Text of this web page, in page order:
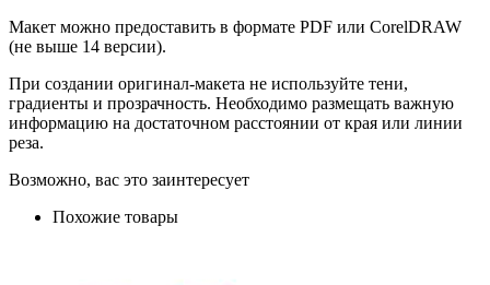
Макет можно предоставить в формате PDF или CorelDRAW
(не выше 14 версии).
При создании оригинал-макета не используйте тени,
градиенты и прозрачность. Необходимо размещать важную
информацию на достаточном расстоянии от края или линии
реза.
Возможно, вас это заинтересует
Похожие товары